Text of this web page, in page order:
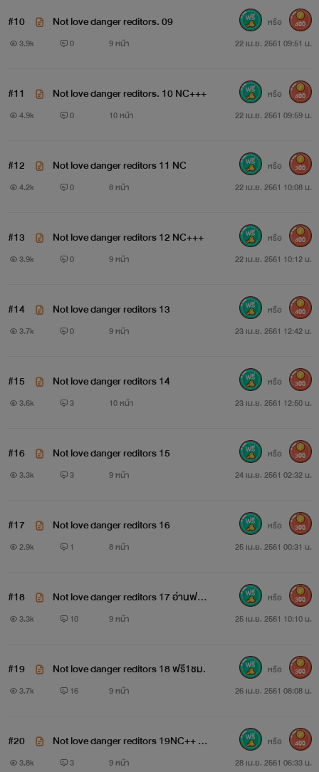
#10 Not love danger reditors. 09
3.9k 0 9 หน้า 22 เม.ย. 2561 09:51 น.
หรือ 400
#11 Not love danger reditors. 10 NC+++
4.9k 0 10 หน้า 22 เม.ย. 2561 09:59 น.
หรือ 400
#12 Not love danger reditors 11 NC
4.2k 0 8 หน้า 22 เม.ย. 2561 10:08 น.
หรือ 300
#13 Not love danger reditors 12 NC+++
3.9k 0 9 หน้า 22 เม.ย. 2561 10:12 น.
หรือ 400
#14 Not love danger reditors 13
3.7k 0 9 หน้า 23 เม.ย. 2561 12:42 น.
หรือ 400
#15 Not love danger reditors 14
3.6k 3 10 หน้า 23 เม.ย. 2561 12:50 น.
หรือ 300
#16 Not love danger reditors 15
3.3k 3 9 หน้า 24 เม.ย. 2561 02:32 น.
หรือ 300
#17 Not love danger reditors 16
2.9k 1 8 หน้า 25 เม.ย. 2561 00:31 น.
หรือ 300
#18
Not love danger reditors 17 อ่านฟรี1
ชมครบแล้วนะคะ
3.3k 10 9 หน้า 25 เม.ย. 2561 10:10 น.
หรือ 300
#19 Not love danger reditors 18 ฟรี1ชม.
3.7k 16 9 หน้า 26 เม.ย. 2561 08:08 น.
หรือ 300
#20
Not love danger reditors 19NC++ ฟ
รี1ชม.
3.8k 3 9 หน้า 28 เม.ย. 2561 06:33 น.
หรือ 400